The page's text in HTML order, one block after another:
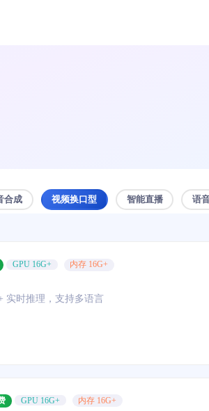
合成 视频换口型 智能直播 语
GPU 16G+ 内存 16G+
实时推理，支持多语言
GPU 16G+ 内存 16G+